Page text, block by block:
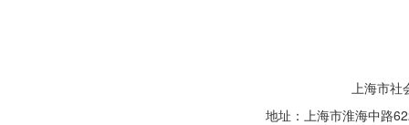
上海市社
地址：上海市淮海中路